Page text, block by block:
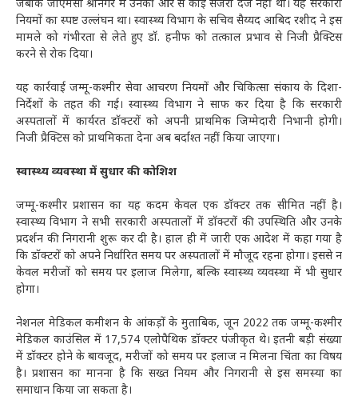
जबकि जीएमसी श्रीनगर में उनकी ओर से कोई सर्जरी दर्ज नहीं थी। यह सरकारी
नियमों का स्पष्ट उल्लंघन था। स्वास्थ्य विभाग के सचिव सैय्यद आबिद रशीद ने इस
मामले को गंभीरता से लेते हुए डॉ. हनीफ को तत्काल प्रभाव से निजी प्रैक्टिस
करने से रोक दिया।
यह कार्रवाई जम्मू-कश्मीर सेवा आचरण नियमों और चिकित्सा संकाय के दिशा-
निर्देशों के तहत की गई। स्वास्थ्य विभाग ने साफ कर दिया है कि सरकारी
अस्पतालों में कार्यरत डॉक्टरों को अपनी प्राथमिक जिम्मेदारी निभानी होगी।
निजी प्रैक्टिस को प्राथमिकता देना अब बर्दाश्त नहीं किया जाएगा।
स्वास्थ्य व्यवस्था में सुधार की कोशिश
जम्मू-कश्मीर प्रशासन का यह कदम केवल एक डॉक्टर तक सीमित नहीं है।
स्वास्थ्य विभाग ने सभी सरकारी अस्पतालों में डॉक्टरों की उपस्थिति और उनके
प्रदर्शन की निगरानी शुरू कर दी है। हाल ही में जारी एक आदेश में कहा गया है
कि डॉक्टरों को अपने निर्धारित समय पर अस्पतालों में मौजूद रहना होगा। इससे न
केवल मरीजों को समय पर इलाज मिलेगा, बल्कि स्वास्थ्य व्यवस्था में भी सुधार
होगा।
नेशनल मेडिकल कमीशन के आंकड़ों के मुताबिक, जून 2022 तक जम्मू-कश्मीर
मेडिकल काउंसिल में 17,574 एलोपैथिक डॉक्टर पंजीकृत थे। इतनी बड़ी संख्या
में डॉक्टर होने के बावजूद, मरीजों को समय पर इलाज न मिलना चिंता का विषय
है। प्रशासन का मानना है कि सख्त नियम और निगरानी से इस समस्या का
समाधान किया जा सकता है।